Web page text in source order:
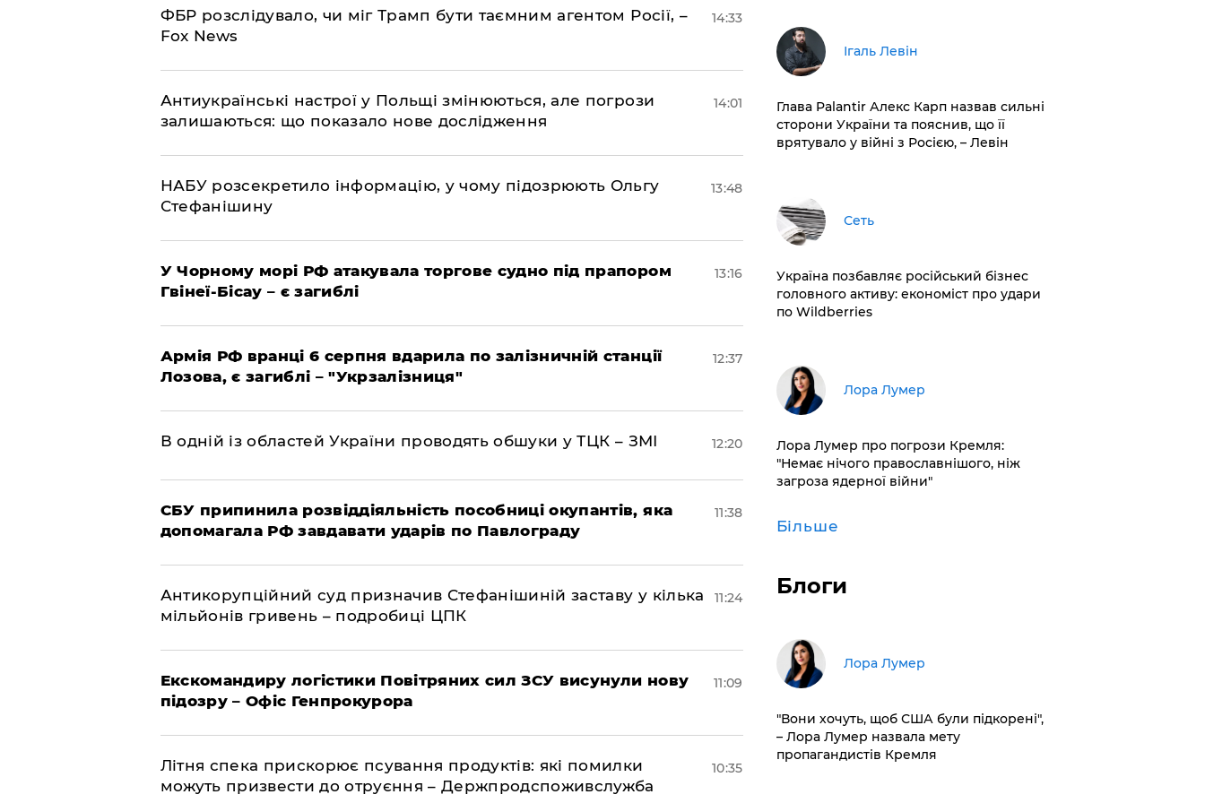
ФБР розслідувало, чи міг Трамп бути таємним агентом Росії, –
Fox News
14:33
Антиукраїнські настрої у Польщі змінюються, але погрози
залишаються: що показало нове дослідження
14:01
НАБУ розсекретило інформацію, у чому підозрюють Ольгу
Стефанішину
13:48
У Чорному морі РФ атакувала торгове судно під прапором
Гвінеї-Бісау – є загиблі
13:16
Армія РФ вранці 6 серпня вдарила по залізничній станції
Лозова, є загиблі – "Укрзалізниця"
12:37
В одній із областей України проводять обшуки у ТЦК – ЗМІ 12:20
СБУ припинила розвіддіяльність пособниці окупантів, яка
допомагала РФ завдавати ударів по Павлограду
11:38
Антикорупційний суд призначив Стефанішиній заставу у кілька
мільйонів гривень – подробиці ЦПК
11:24
Екскомандиру логістики Повітряних сил ЗСУ висунули нову
підозру – Офіс Генпрокурора
11:09
Літня спека прискорює псування продуктів: які помилки
можуть призвести до отруєння – Держпродспоживслужба
10:35
Ігаль Левін
Глава Palantir Алекс Карп назвав сильні
сторони України та пояснив, що її
врятувало у війні з Росією, – Левін
Сеть
​Україна позбавляє російський бізнес
головного активу: економіст про удари
по Wildberries
​Лора Лумер
Лора Лумер про погрози Кремля:
"Немає нічого православнішого, ніж
загроза ядерної війни"
Більше
Блоги
​Лора Лумер
"Вони хочуть, щоб США були підкорені",
– Лора Лумер назвала мету
пропагандистів Кремля